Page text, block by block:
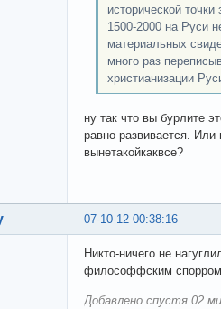
исторической
1500-2000 на Руси
материальных
много раз
христианизации
ну так что вы бурлите
равно развивается. Или
вынетакойкаквсе?
07-10-12 00:38:16
Никто-ничего не
философфским
Добавлено спустя 02